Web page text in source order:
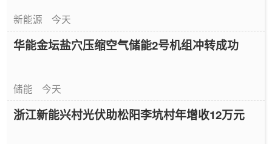
新能源 今天
华能金坛盐穴压缩空气储能2号机组冲转成功
储能 今天
浙江新能兴村光伏助松阳李坑村年增收12万元